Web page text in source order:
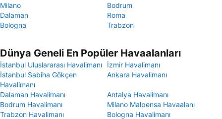
Milano
Bodrum
Dalaman
Roma
Bologna
Trabzon
Dünya Geneli En Popüler Havaalanları
İstanbul Uluslararası Havalimanı
İzmir Havalimanı
İstanbul Sabiha Gökçen
Havalimanı
Ankara Havalimanı
Dalaman Havalimanı
Antalya Havalimanı
Bodrum Havalimanı
Milano Malpensa Havaalanı
Trabzon Havalimanı
Bologna Havalimanı